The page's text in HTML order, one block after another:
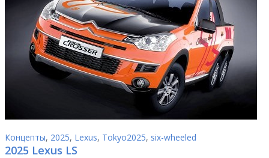
Концепты, 2025, Lexus, Tokyo2025, six-wheeled
2025 Lexus LS